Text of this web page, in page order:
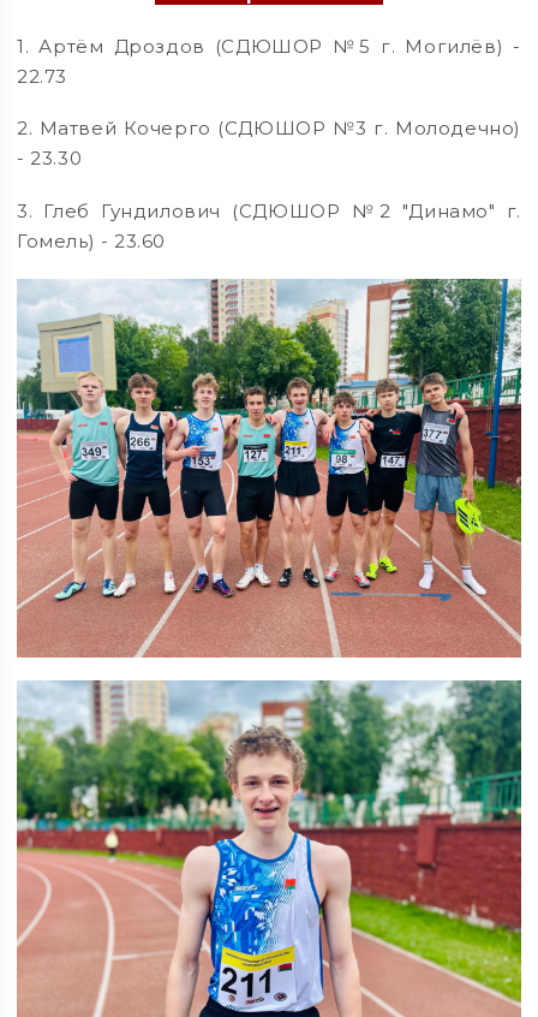
1. Артём Дроздов (СДЮШОР №5 г. Могилёв) -
22.73
2. Матвей Кочерго (СДЮШОР №3 г. Молодечно)
- 23.30
3. Глеб Гундилович (СДЮШОР №2 "Динамо" г.
Гомель) - 23.60